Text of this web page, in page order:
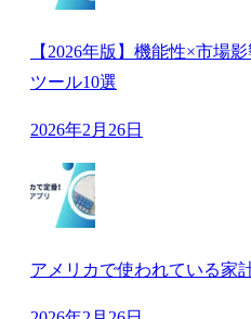
【2026年版】機能性×市場
ツール10選
2026年2月26日
アメリカで使われている家